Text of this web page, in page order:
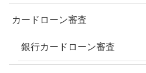
カードローン審査
銀行カードローン審査